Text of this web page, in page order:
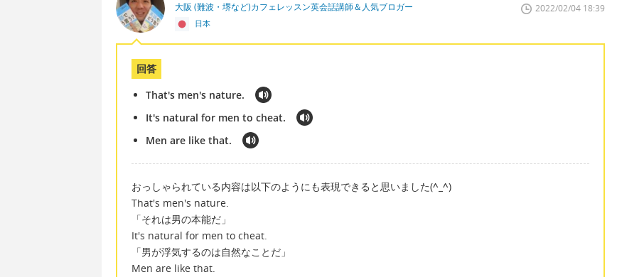
大阪 (難波・堺など)カフェレッスン英会話講師＆人気ブロガー
日本
2022/02/04 18:39
回答
That's men's nature.
It's natural for men to cheat.
Men are like that.
おっしゃられている内容は以下のようにも表現できると思いました(^_^)
That's men's nature.
「それは男の本能だ」
It's natural for men to cheat.
「男が浮気するのは自然なことだ」
Men are like that.